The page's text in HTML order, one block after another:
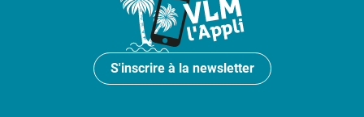
S'inscrire à la newsletter